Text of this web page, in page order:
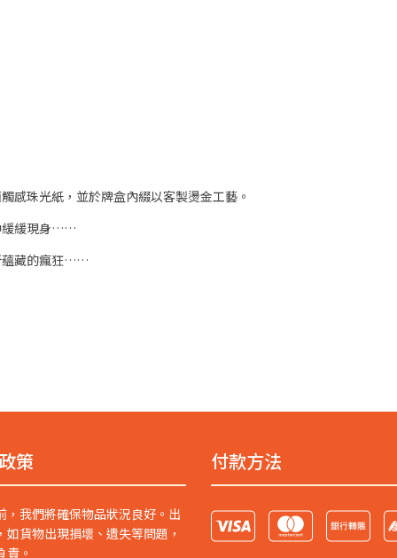
感珠光紙，並於牌盒內綴以客製燙金工藝。
緩緩現身……
蘊藏的瘋狂……
策
，我們將確保物品狀況良好。出
如貨物出現損壞、遺失等問題，
責。
付款方法